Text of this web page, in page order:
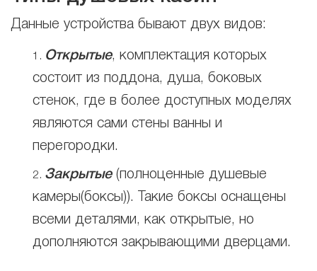
Данные устройства бывают двух видов:
Открытые, комплектация которых
состоит из поддона, душа, боковых
стенок, где в более доступных моделях
являются сами стены ванны и
перегородки.
Закрытые(полноценные душевые
камеры(боксы)). Такие боксы оснащены
всеми деталями, как открытые, но
дополняются закрывающими дверцами.